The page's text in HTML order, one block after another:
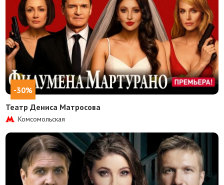
-30%
Театр Дениса Матросова
Комсомольская